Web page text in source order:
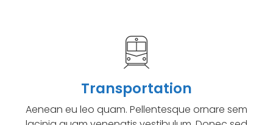
Transportation
Aenean eu leo quam. Pellentesque ornare sem